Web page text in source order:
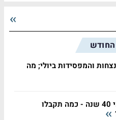
החודש
והמפסידות ביולי; מה
שילמתם לביטוח הלאומי 40 שנה - כמה תקבלו